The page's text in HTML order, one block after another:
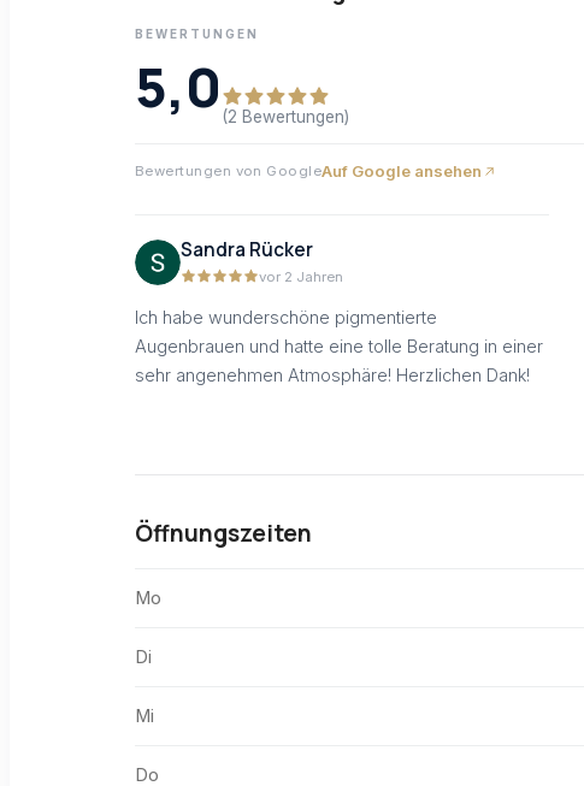
BEWERTUNGEN
5,0 (2 Bewertungen)
Bewertungen von GoogleAuf Google ansehen
Sandra Rücker
vor 2 Jahren
Ich habe wunderschöne pigmentierte
Augenbrauen und hatte eine tolle Beratung in einer
sehr angenehmen Atmosphäre! Herzlichen Dank!
Öffnungszeiten
Mo
Di
Mi
Do